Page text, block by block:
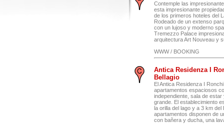
Contemple las
esta impresionante
de los primeros hoteles del
Rodeado de un extenso
con un lujoso y moderno
Tremezzo Palace
arquitectura Art Nouveau y
WWW / BOOKING
Antica Residenza I
Bellagio
El Antica Residenza I
apartamentos espaciosos
independiente, sala de estar
grande. El establecimiento
la orilla del lago y a 3 km del
apartamentos disponen de
con bañera y ducha, una